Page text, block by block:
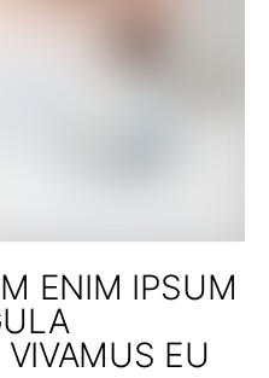
ENIM IPSUM
EU